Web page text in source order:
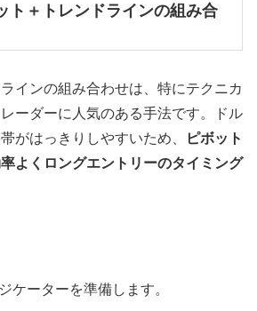
ト＋トレンドラインの組み合
インの組み合わせは、特にテクニカ
ーダーに人気のある手法です。ドル
がはっきりしやすいため、
ピボット
よくロングエントリーのタイミング
ケーターを準備します。